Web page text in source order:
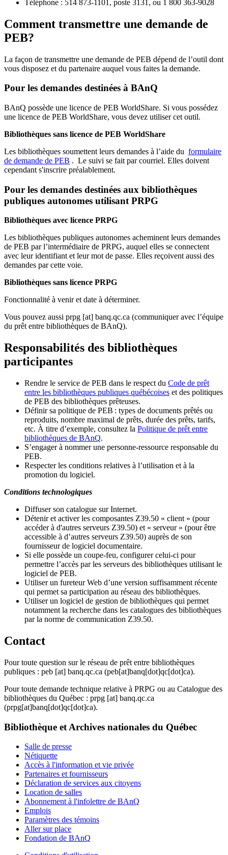
Téléphone : 514 873-1101, poste 3131, ou 1 800 363-9028
Comment transmettre une demande de
PEB?
La façon de transmettre une demande de PEB dépend de l’outil dont
vous disposez et du partenaire auquel vous faites la demande.
Pour les demandes destinées à BAnQ
BAnQ possède une licence de PEB WorldShare. Si vous possédez
une licence de PEB WorldShare, vous devez utiliser cet outil.
Bibliothèques sans licence de PEB WorldShare
Les bibliothèques soumettent leurs demandes à l’aide du formulaire
de demande de PEB . Le suivi se fait par courriel. Elles doivent
cependant s'inscrire préalablement.
Pour les demandes destinées aux bibliothèques
publiques autonomes utilisant PRPG
Bibliothèques avec licence PRPG
Les bibliothèques publiques autonomes acheminent leurs demandes
de PEB par l’intermédiaire de PRPG, auquel elles se connectent
avec leur identifiant et leur mot de passe. Elles reçoivent aussi des
demandes par cette voie.
Bibliothèques sans licence PRPG
Fonctionnalité à venir et date à déterminer.
Vous pouvez aussi prpg [at] banq.qc.ca (communiquer avec l’équipe
du prêt entre bibliothèques de BAnQ).
Responsabilités des bibliothèques
participantes
Rendre le service de PEB dans le respect du Code de prêt
entre les bibliothèques publiques québécoises et des politiques
de PEB des bibliothèques prêteuses.
Définir sa politique de PEB : types de documents prêtés ou
reproduits, nombre maximal de prêts, durée des prêts, tarifs,
etc. À titre d’exemple, consultez la Politique de prêt entre
bibliothèques de BAnQ.
S’engager à nommer une personne-ressource responsable du
PEB.
Respecter les conditions relatives à l’utilisation et à la
promotion du logiciel.
Conditions technologiques
Diffuser son catalogue sur Internet.
Détenir et activer les composantes Z39.50 « client » (pour
accéder à d'autres serveurs Z39.50) et « serveur » (pour être
accessible à d’autres serveurs Z39.50) auprès de son
fournisseur de logiciel documentaire.
Si elle possède un coupe-feu, configurer celui-ci pour
permettre l’accès par les serveurs des bibliothèques utilisant le
logiciel de PEB.
Utiliser un fureteur Web d’une version suffisamment récente
qui permet sa participation au réseau des bibliothèques.
Utiliser un logiciel de gestion de bibliothèques qui permet
notamment la recherche dans les catalogues des bibliothèques
par la norme de communication Z39.50.
Contact
Pour toute question sur le réseau de prêt entre bibliothèques
publiques : peb [at] banq.qc.ca (peb[at]banq[dot]qc[dot]ca).
Pour toute demande technique relative à PRPG ou au Catalogue des
bibliothèques du Québec : prpg [at] banq.qc.ca
(prpg[at]banq[dot]qc[dot]ca).
Bibliothèque et Archives nationales du Québec
Salle de presse
Nétiquette
Accès à l'information et vie privée
Partenaires et fournisseurs
Déclaration de services aux citoyens
Location de salles
Abonnement à l'infolettre de BAnQ
Emplois
Paramètres des témoins
Aller sur place
Fondation de BAnQ